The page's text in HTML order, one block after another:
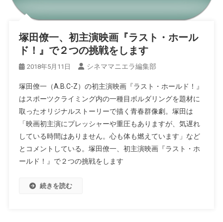
塚田僚一、初主演映画『ラスト・ホール
ド！』で２つの挑戦をします
2018年5月11日 シネママニエラ編集部
塚田僚一（A.B.C-Z）の初主演映画『ラスト・ホールド！』
はスポーツクライミング内の一種目ボルダリングを題材に
取ったオリジナルストーリーで描く青春群像劇。塚田は
「映画初主演にプレッシャーや重圧もありますが、気遅れ
している時間はありません。心も体も燃えています」など
とコメントしている。塚田僚一、初主演映画『ラスト・ホ
ールド！』で２つの挑戦をします
続きを読む